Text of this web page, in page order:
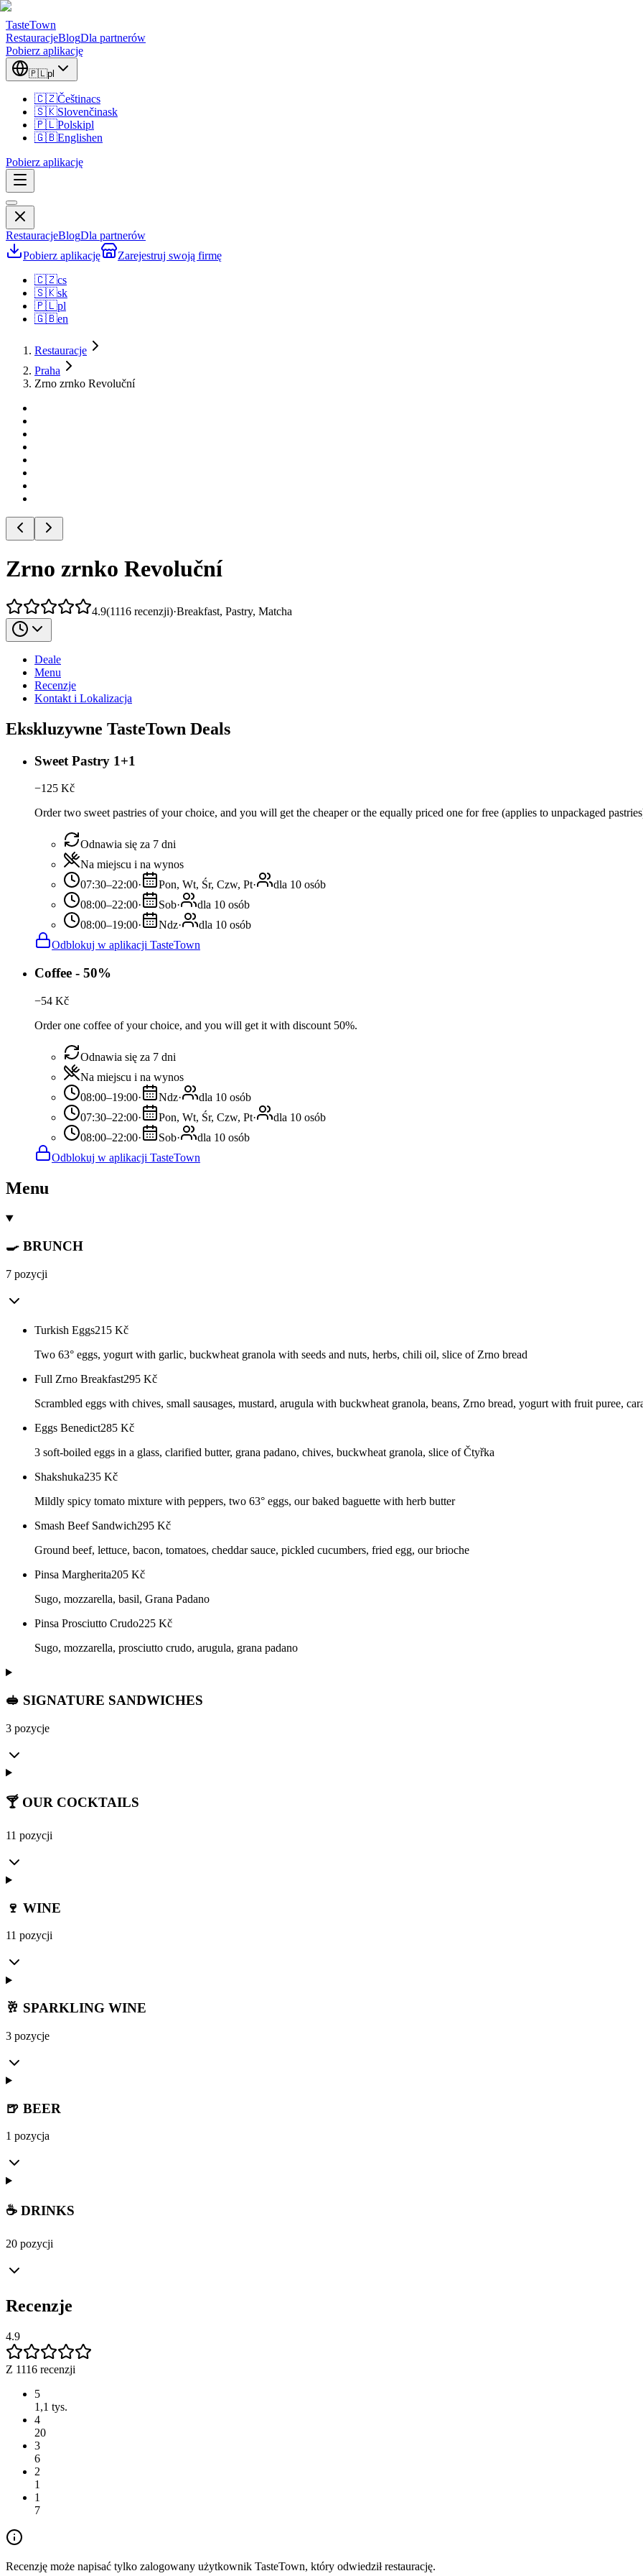
TasteTown
RestauracjeBlogDla partnerów
Pobierz aplikację
🇵🇱pl
🇨🇿Češtinacs
🇸🇰Slovenčinask
🇵🇱Polskipl
🇬🇧Englishen
Pobierz aplikację
RestauracjeBlogDla partnerów
Pobierz aplikację
Zarejestruj swoją firmę
🇨🇿cs
🇸🇰sk
🇵🇱pl
🇬🇧en
Restauracje
Praha
Zrno zrnko Revoluční
Zrno zrnko Revoluční
4.9(1116 recenzji)·Breakfast, Pastry, Matcha
Deale
Menu
Recenzje
Kontakt i Lokalizacja
Ekskluzywne TasteTown Deals
Sweet Pastry 1+1
−125 Kč
Order two sweet pastries of your choice, and you will get the cheaper or the equally priced one for free (applies to unpackaged
Odnawia się za 7 dni
Na miejscu i na wynos
07:30–22:00· Pon, Wt, Śr, Czw, Pt·
dla 10 osób
08:00–22:00· Sob·
dla 10 osób
08:00–19:00· Ndz·
dla 10 osób
Odblokuj w aplikacji TasteTown
Coffee - 50%
−54 Kč
Order one coffee of your choice, and you will get it with discount 50%.
Odnawia się za 7 dni
Na miejscu i na wynos
08:00–19:00· Ndz·
dla 10 osób
07:30–22:00· Pon, Wt, Śr, Czw, Pt·
dla 10 osób
08:00–22:00· Sob·
dla 10 osób
Odblokuj w aplikacji TasteTown
Menu
🍳 BRUNCH
7 pozycji
Turkish Eggs215 Kč
Two 63° eggs, yogurt with garlic, buckwheat granola with seeds and nuts, herbs, chili oil, slice of Zrno bread
Full Zrno Breakfast295 Kč
Scrambled eggs with chives, small sausages, mustard, arugula with buckwheat granola, beans, Zrno bread, yogurt with fruit puree,
Eggs Benedict285 Kč
3 soft-boiled eggs in a glass, clarified butter, grana padano, chives, buckwheat granola, slice of Čtyřka
Shakshuka235 Kč
Mildly spicy tomato mixture with peppers, two 63° eggs, our baked baguette with herb butter
Smash Beef Sandwich295 Kč
Ground beef, lettuce, bacon, tomatoes, cheddar sauce, pickled cucumbers, fried egg, our brioche
Pinsa Margherita205 Kč
Sugo, mozzarella, basil, Grana Padano
Pinsa Prosciutto Crudo225 Kč
Sugo, mozzarella, prosciutto crudo, arugula, grana padano
🥪 SIGNATURE SANDWICHES
3 pozycje
🍸 OUR COCKTAILS
11 pozycji
🍷 WINE
11 pozycji
🥂 SPARKLING WINE
3 pozycje
🍺 BEER
1 pozycja
☕ DRINKS
20 pozycji
Recenzje
4.9
Z 1116 recenzji
5
1,1 tys.
4
20
3
6
2
1
1
7
Recenzję może napisać tylko zalogowany użytkownik TasteTown, który odwiedził restaurację.